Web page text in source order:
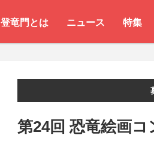
登竜門とは ニュース 特集
第24回 恐竜絵画コ